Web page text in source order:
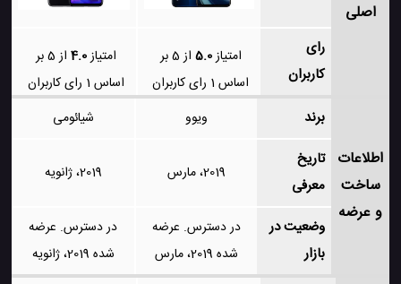
اصلی
رای
کاربران
امتیاز5.0
از 5 بر
اساس 1 رای کاربران
امتیاز4.0
از 5 بر
اساس 1 رای کاربران
اطلاعات
ساخت
و عرضه
برند ویوو شیائومی
تاریخ
معرفی
2019، مارس 2019، ژانویه
وضعیت در
بازار
در دسترس. عرضه
شده 2019، مارس
در دسترس. عرضه
شده 2019، ژانویه